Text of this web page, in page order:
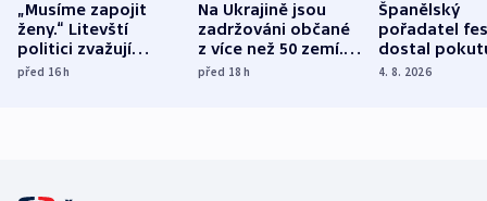
„Musíme zapojit
ženy.“ Litevští
politici zvažují
dohodu o
před 16h
Na Ukrajině jsou
zadržováni občané
z více než 50 zemí.
Bojovali na straně
před 18h
Španělský
pořadatel
dostal
nekalé
4. 8. 2026